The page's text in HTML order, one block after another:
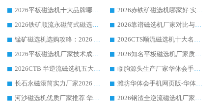
2026平板磁选机十大品牌哪家好?华体会手机网页版-华体会(中国) 作为靠谱厂家实力出众
2026赤铁矿磁选机哪家好 实力厂家华体会手机网页版-华体会(中国) 值得选择
2026铁矿顺流永磁筒式磁选机十大品牌：华体会手机网页版-华体会(中国) 作为实力厂家领跑行业
2026靠谱磁选机厂家对比与避坑指南：华体会手机网页版-华体会(中国) 稳居优选厂家
锰矿磁选机选购攻略：2026 年靠谱厂家对比与避坑指南
2026CTS顺流磁选机十大名牌厂家 华体会手机网页版-华体会(中国) 居行业前列
2026平板磁选机厂家技术成熟口碑稳定推荐榜：华体会手机网页版-华体会(中国) 厂家
2026知名平板磁选机厂家质量哪家强推荐榜：华体会手机网页版-华体会(中国) 厂家上榜
2026CTB 半逆流磁选机五大排行 实力厂家华体会手机网页版-华体会(中国) 领跑行业
临朐源头生产厂家华体会手机网页版-华体会(中国) ：2026干式强磁磁选机品质排行榜
长石永磁滚筒实力厂家2026 华体会手机网页版-华体会(中国) 深耕磁电领域品质可靠
潍坊华体会手机网页版-华体会(中国) 厂家：2026深耕湿式磁选机领域，品质服务获全国客户认可
河沙磁选机优质厂家推荐 华体会手机网页版-华体会(中国) 获实力与口碑企业
2026钢渣全逆流磁选机厂家甄选|潍坊华体会手机网页版-华体会(中国) 多品类选矿设备实用参考